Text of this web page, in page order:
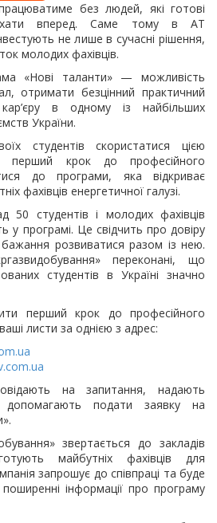
без людей, які готові
вперед. Саме тому в АТ
не лише в сучасні рішення,
молодих фахівців.
«Нові таланти» — можливість
отримати безцінний практичний
в одному із найбільших
України.
студентів скористатися цією
перший крок до професійного
до програми, яка відкриває
фахівців енергетичної галузі.
50 студентів і молодих фахівців
у програмі. Це свідчить про довіру
розвиватися разом із нею.
переконані, що
студентів в Україні значно
перший крок до професійного
листи за однією з адрес:
на запитання, надають
допомагають подати заявку на
звертається до закладів
майбутніх фахівців для
запрошує до співпраці та буде
інформації про програму